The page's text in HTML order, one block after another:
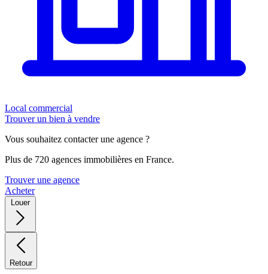
Local commercial
Trouver un bien à vendre
Vous souhaitez contacter une agence ?
Plus de 720 agences immobilières en France.
Trouver une agence
Acheter
Louer
Retour